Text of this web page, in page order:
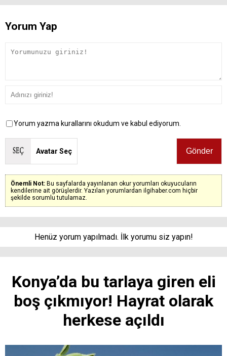
Yorum Yap
Yorum yazma kurallarını okudum ve kabul ediyorum.
Avatar Seç
Önemli Not: Bu sayfalarda yayınlanan okur yorumları okuyucuların
kendilerine ait görüşlerdir. Yazılan yorumlardan ilgihaber.com hiçbir
şekilde sorumlu tutulamaz.
Henüz yorum yapılmadı. İlk yorumu siz yapın!
Konya’da bu tarlaya giren eli
boş çıkmıyor! Hayrat olarak
herkese açıldı